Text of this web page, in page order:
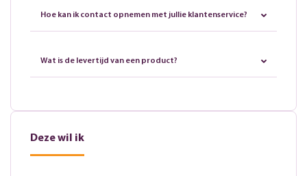
Hoe kan ik contact opnemen met jullie klantenservice?
Wat is de levertijd van een product?
Deze wil ik